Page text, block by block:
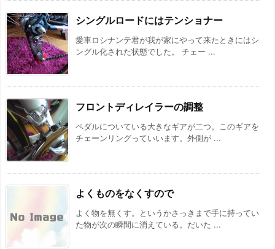
シングルロードにはテンショナー
愛車ロシナンテ君が我が家にやって来たときにはシ
ングル化された状態でした。 チェー ...
フロントディレイラーの調整
ペダルについている大きなギアが二つ。このギアを
チェーンリングっていいます。外側が ...
よくものをなくすので
よく物を無くす。というかさっきまで手に持ってい
た物が次の瞬間に消えている。だいた ...